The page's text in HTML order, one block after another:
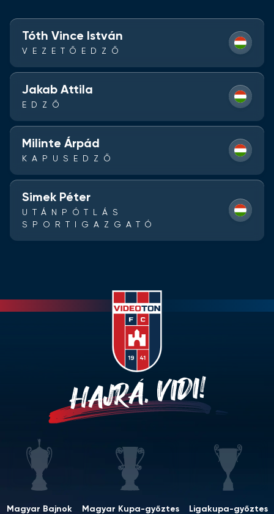
Tóth Vince István
VEZETŐEDZŐ
Jakab Attila
EDZŐ
Milinte Árpád
KAPUSEDZŐ
Simek Péter
UTÁNPÓTLÁS
SPORTIGAZGATÓ
HAJRÁ, VIDI!
Magyar Bajnok
Magyar Kupa-győztes
Ligakupa-győztes